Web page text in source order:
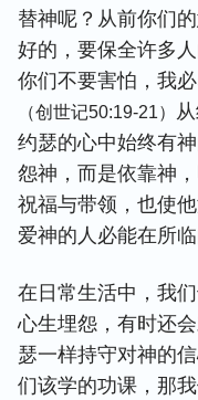
替神呢？从前你们
好的，要保全许多
你们不要害怕，我
（创世记50:19-21）
约瑟的心中始终有
怨神，而是依靠神
祝福与带领，也使
爱神的人必能在所
在日常生活中，我
心生埋怨，有时还
瑟一样持守对神的
们该学的功课，那